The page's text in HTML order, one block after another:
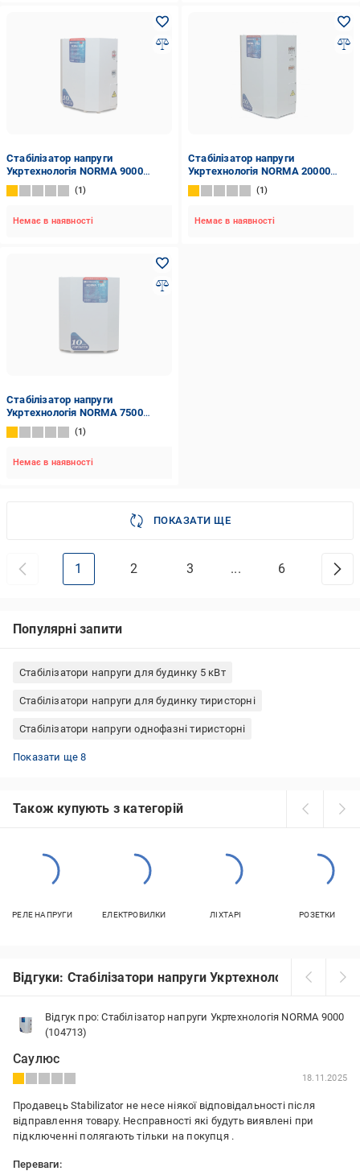
Стабілізатор напруги
Укртехнологія NORMA 9000
(104713)
1
Немає в наявності
Стабілізатор напруги
Укртехнологія NORMA 20000
(104670)
1
Немає в наявності
Стабілізатор напруги
Укртехнологія NORMA 7500
(104702)
1
Немає в наявності
ПОКАЗАТИ ЩЕ
1 2 3 ... 6
Популярні запити
Стабілізатори напруги для будинку 5 кВт
Стабілізатори напруги для будинку тиристорні
Стабілізатори напруги однофазні тиристорні
Стабілізатори напруги для будинку 15 кВт
Стабілізатори напруги однофазні релейні
Стабілізатори напруги для будинку релейні
Стабілізатори напруги для будинку симисторні
Стабілізатори напруги однофазні навісні
Стабілізатори напруги для будинку навісні
Стабілізатори напруги для будинку однофазні
Стабілізатори напруги для будинку трифазні
Показати ще 8
Також купують з категорій
РЕЛЕ НАПРУГИ ЕЛЕКТРОВИЛКИ ЛІХТАРІ РОЗЕТКИ
Відгуки: Стабілізатори напруги Укртехнологія
Відгук про: Стабілізатор напруги Укртехнологія NORMA 9000
(104713)
Саулюс
18.11.2025
Продавець Stabilizator не несе ніякої відповідальності після
відправлення товару. Несправності які будуть виявлені при
підключенні полягають тільки на покупця .
Переваги: